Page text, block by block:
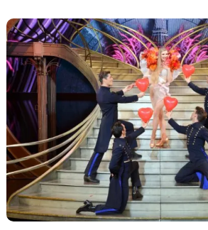
Celtic
Legends,
Danse,
Irlande,
Musique
Olympia
Spectacle